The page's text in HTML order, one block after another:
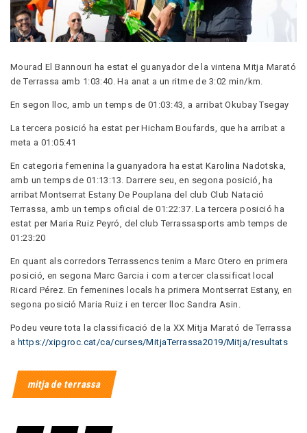
Mourad El Bannouri ha estat el guanyador de la vintena Mitja Marató
de Terrassa amb 1:03:40. Ha anat a un ritme de 3:02 min/km.
En segon lloc, amb un temps de 01:03:43, a arribat Okubay Tsegay
La tercera posició ha estat per Hicham Boufards, que ha arribat a
meta a 01:05:41
En categoria femenina la guanyadora ha estat Karolina Nadotska,
amb un temps de 01:13:13. Darrere seu, en segona posició, ha
arribat Montserrat Estany De Pouplana del club Club Natació
Terrassa, amb un temps oficial de 01:22:37. La tercera posició ha
estat per Maria Ruiz Peyró, del club Terrassasports amb temps de
01:23:20
En quant als corredors Terrassencs tenim a Marc Otero en primera
posició, en segona Marc Garcia i com a tercer classificat local
Ricard Pérez. En femenines locals ha primera Montserrat Estany, en
segona posició Maria Ruiz i en tercer lloc Sandra Asin.
Podeu veure tota la classificació de la XX Mitja Marató de Terrassa
a https://xipgroc.cat/ca/curses/MitjaTerrassa2019/Mitja/resultats
mitja de terrassa